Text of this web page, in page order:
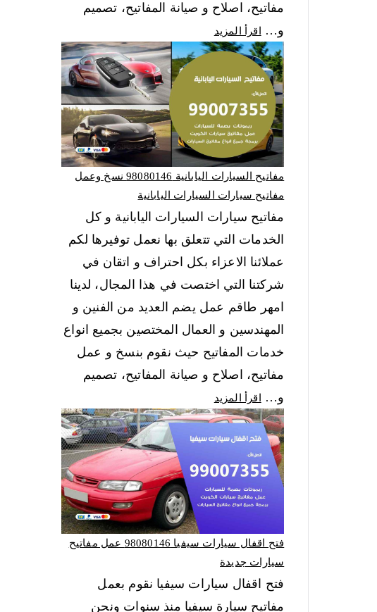
مفاتيح، اصلاح و صيانة المفاتيح، تصميم
و…
اقرأ المزيد
مفاتيح السيارات اليابانية 98080146‬ نسخ وعمل
مفاتيح سيارات السيارات اليابانية
مفاتيح سيارات السيارات اليابانية و كل
الخدمات التي تتعلق بها نعمل توفيرها لكم
عملائنا الاعزاء بكل احتراف و اتقان في
شركتنا التي اختصت في هذا المجال، لدينا
امهر طاقم عمل يضم العديد من الفنين و
المهندسين و العمال المختصين بجميع انواع
خدمات المفاتيح حيث نقوم بنسخ و عمل
مفاتيح، اصلاح و صيانة المفاتيح، تصميم
و…
اقرأ المزيد
فتح اقفال سيارات سيفيا 98080146‬ عمل مفاتيح
سيارات جديدة
فتح اقفال سيارات سيفيا نقوم بعمل
مفاتيح سيارة سيفيا منذ سنوات ونحن